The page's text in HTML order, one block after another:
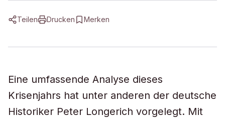
Teilen Drucken Merken
Eine umfassende Analyse dieses
Krisenjahrs hat unter anderen der deutsche
Historiker Peter Longerich vorgelegt. Mit